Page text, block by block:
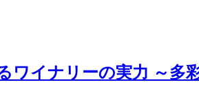
ワイナリーの実力 ～多